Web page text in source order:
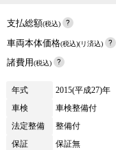
支払総額(税込)
車両本体価格(税込)(リ済込)
諸費用(税込)
年式 2015(平成27)年
車検
車検整備付
法定整備
整備付
保証
保証無